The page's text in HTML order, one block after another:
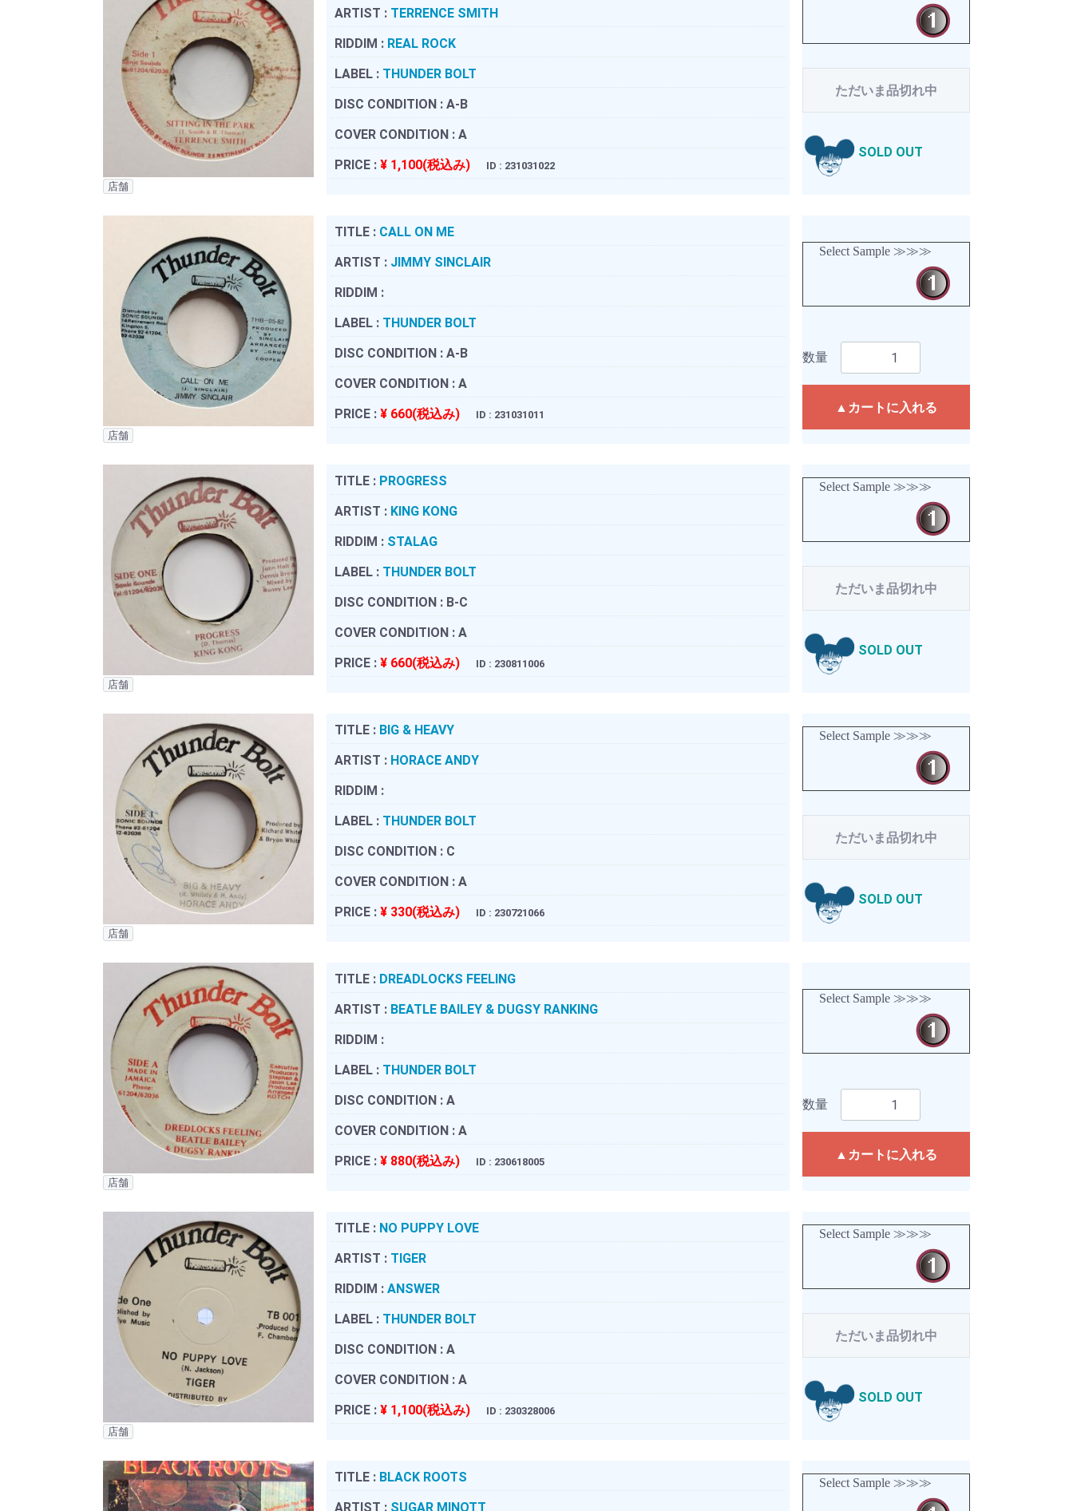
店舗
ARTIST : TERRENCE SMITH
RIDDIM : REAL ROCK
LABEL : THUNDER BOLT
DISC CONDITION : A-B
COVER CONDITION : A
PRICE : ¥ 1,100(税込み) ID : 231031022
ただいま品切れ中
SOLD OUT
店舗
TITLE : CALL ON ME
ARTIST : JIMMY SINCLAIR
RIDDIM :
LABEL : THUNDER BOLT
DISC CONDITION : A-B
COVER CONDITION : A
PRICE : ¥ 660(税込み) ID : 231031011
Select Sample ≫≫≫
数量
▲カートに入れる
店舗
TITLE : PROGRESS
ARTIST : KING KONG
RIDDIM : STALAG
LABEL : THUNDER BOLT
DISC CONDITION : B-C
COVER CONDITION : A
PRICE : ¥ 660(税込み) ID : 230811006
Select Sample ≫≫≫
ただいま品切れ中
SOLD OUT
店舗
TITLE : BIG & HEAVY
ARTIST : HORACE ANDY
RIDDIM :
LABEL : THUNDER BOLT
DISC CONDITION : C
COVER CONDITION : A
PRICE : ¥ 330(税込み) ID : 230721066
Select Sample ≫≫≫
ただいま品切れ中
SOLD OUT
店舗
TITLE : DREADLOCKS FEELING
ARTIST : BEATLE BAILEY & DUGSY RANKING
RIDDIM :
LABEL : THUNDER BOLT
DISC CONDITION : A
COVER CONDITION : A
PRICE : ¥ 880(税込み) ID : 230618005
Select Sample ≫≫≫
数量
▲カートに入れる
店舗
TITLE : NO PUPPY LOVE
ARTIST : TIGER
RIDDIM : ANSWER
LABEL : THUNDER BOLT
DISC CONDITION : A
COVER CONDITION : A
PRICE : ¥ 1,100(税込み) ID : 230328006
Select Sample ≫≫≫
ただいま品切れ中
SOLD OUT
TITLE : BLACK ROOTS
ARTIST : SUGAR MINOTT
Select Sample ≫≫≫